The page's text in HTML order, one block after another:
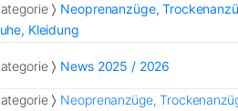
Neoprenanzüge,
Kleidung
News 2025 / 2026
Neoprenanzüge,